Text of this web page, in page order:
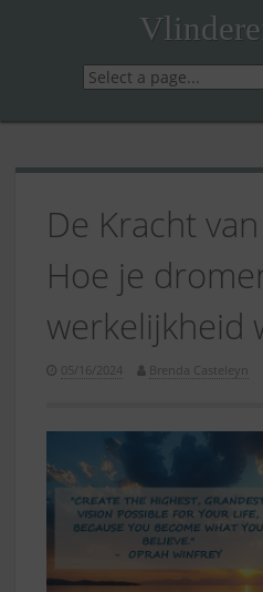
De Kracht
Hoe je
werkelijkheid
05/16/2024 Brenda Casteleyn